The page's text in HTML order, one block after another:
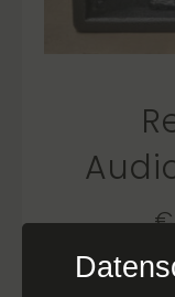
€